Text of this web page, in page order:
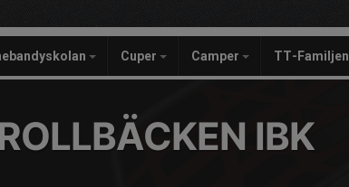
Cuper Camper TT-Familjen
IBK